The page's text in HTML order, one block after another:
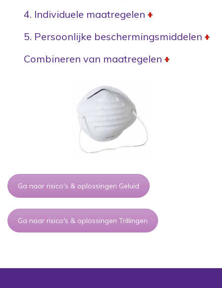
4. Individuele maatregelen
5. Persoonlijke beschermingsmiddelen
Combineren van maatregelen
Ga naar risico's & oplossingen Geluid
Ga naar risico's & oplossingen Trillingen